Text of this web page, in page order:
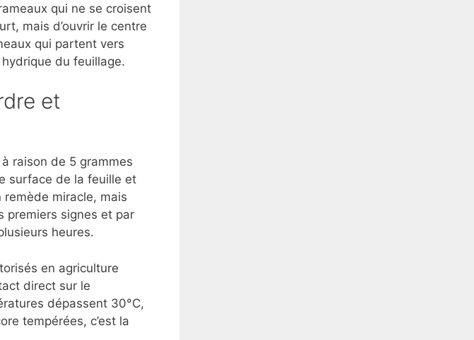
qui ne se croisent
mais d’ouvrir le centre
qui partent vers
du feuillage.
et
raison de 5 grammes
surface de la feuille et
remède miracle, mais
premiers signes et par
heures.
en agriculture
direct sur le
dépassent 30°C,
tempérées, c’est la